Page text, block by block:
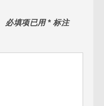
必填项已用*标注